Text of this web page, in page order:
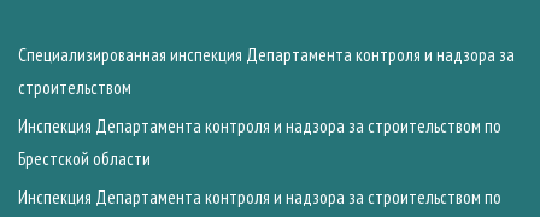
Специализированная инспекция Департамента контроля и надзора за
строительством
Инспекция Департамента контроля и надзора за строительством по
Брестской области
Инспекция Департамента контроля и надзора за строительством по